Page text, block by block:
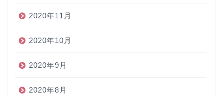
2020年11月
2020年10月
2020年9月
2020年8月